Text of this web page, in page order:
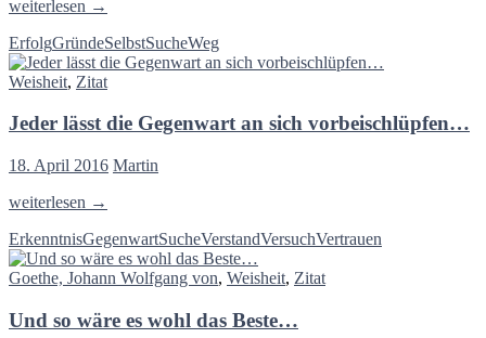
Jedem
wird
es
schwer,
Grund
Niederlagen
der
weiterlesen →
ErfolgGründeSelbstSucheWeg
Weisheit, Zitat
Jeder lässt die Gegenwart an sich vorbeischlüpfen…
18. April 2016 Martin
Jeder
die
Gegenwart
an
vorbeischlüpfen…
weiterlesen →
ErkenntnisGegenwartSucheVerstandVersuchVertrauen
Goethe, Johann Wolfgang von, Weisheit, Zitat
Und so wäre es wohl das Beste…